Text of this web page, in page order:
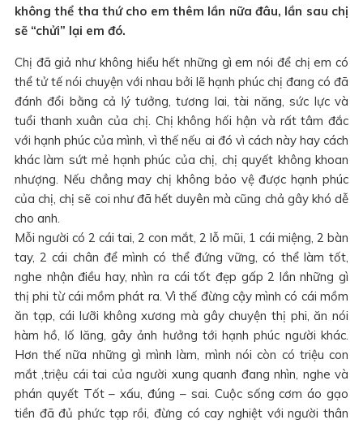
không thể tha thứ cho em thêm lần nữa đâu, lần sau chị
sẽ “chửi” lại em đó.
Chị đã giả như không hiểu hết những gì em nói để chị em có
thể tử tế nói chuyện với nhau bởi lẽ hạnh phúc chị đang có đã
đánh đổi bằng cả lý tưởng, tương lai, tài năng, sức lực và
tuổi thanh xuân của chị. Chị không hối hận và rất tâm đắc
với hạnh phúc của mình, vì thế nếu ai đó vì cách này hay cách
khác làm sứt mẻ hạnh phúc của chị, chị quyết không khoan
nhượng. Nếu chẳng may chị không bảo vệ được hạnh phúc
của chị, chị sẽ coi như đã hết duyên mà cũng chả gây khó dễ
cho anh.
Mỗi người có 2 cái tai, 2 con mắt, 2 lỗ mũi, 1 cái miệng, 2 bàn
tay, 2 cái chân để mình có thể đứng vững, có thể làm tốt,
nghe nhận điều hay, nhìn ra cái tốt đẹp gấp 2 lần những gì
thị phi từ cái mồm phát ra. Vì thế đừng cậy mình có cái mồm
ăn tạp, cái lưỡi không xương mà gây chuyện thị phi, ăn nói
hàm hồ, lố lăng, gây ảnh hưởng tới hạnh phúc người khác.
Hơn thế nữa những gì mình làm, mình nói còn có triệu con
mắt ,triệu cái tai của người xung quanh đang nhìn, nghe và
phán quyết Tốt – xấu, đúng – sai. Cuộc sống cơm áo gạo
tiền đã đủ phức tạp rồi, đừng có cay nghiệt với người thân